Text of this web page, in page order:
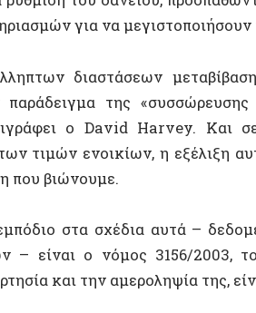
τιμών ενοικίων, η εξέλιξη αυτή θα
βιώνουμε.
στα σχέδια αυτά – δεδομένης
είναι ο νόμος 3156/2003, τον
και την αμεροληψία της, είναι
έχουν πουλήσει τα δάνεια
παρόλο που οικονομικά
ότι τέτοια διευθέτηση